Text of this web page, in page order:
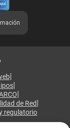
|
de Red
regulatorio